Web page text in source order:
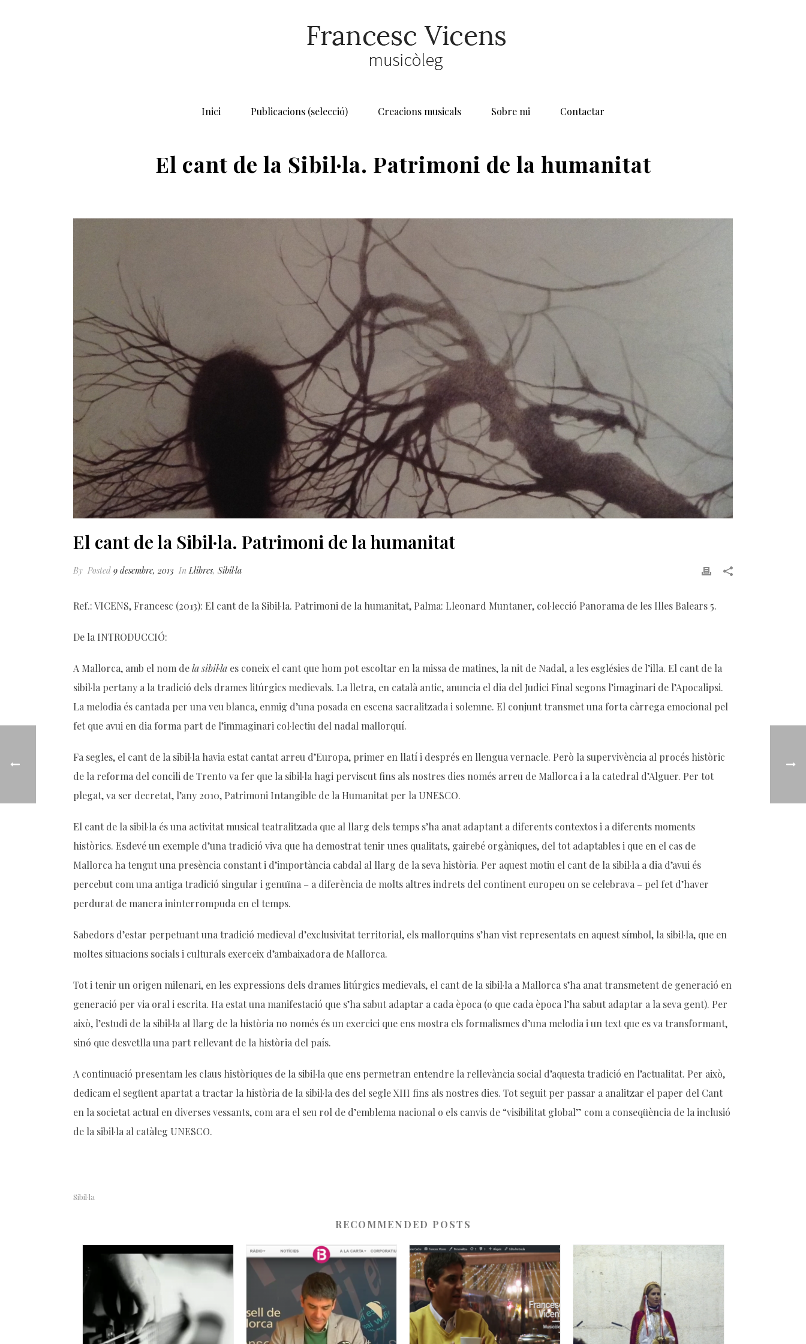
Inici Publicacions (selecció) Creacions musicals Sobre mi Contactar
El cant de la Sibil·la. Patrimoni de la humanitat
El cant de la Sibil·la. Patrimoni de la humanitat
By Posted 9 desembre, 2013 InLlibres, Sibil·la
Ref.: VICENS, Francesc (2013): El cant de la Sibil·la. Patrimoni de la humanitat, Palma: Lleonard Muntaner, col·lecció Panorama de les Illes Balears 5.
De la INTRODUCCIÓ:
A Mallorca, amb el nom dela sibil·la es coneix el cant que hom pot escoltar en la missa de matines, la nit de Nadal, a les esglésies de l’illa. El cant de la
sibil·la pertany a la tradició dels drames litúrgics medievals. La lletra, en català antic, anuncia el dia del Judici Final segons l’imaginari de l’Apocalipsi.
La melodia és cantada per una veu blanca, enmig d’una posada en escena sacralitzada i solemne. El conjunt transmet una forta càrrega emocional pel
fet que avui en dia forma part de l’immaginari col·lectiu del nadal mallorquí.
Fa segles, el cant de la sibil·la havia estat cantat arreu d’Europa, primer en llatí i després en llengua vernacle. Però la supervivència al procés històric
de la reforma del concili de Trento va fer que la sibil·la hagi perviscut fins als nostres dies només arreu de Mallorca i a la catedral d’Alguer. Per tot
plegat, va ser decretat, l’any 2010, Patrimoni Intangible de la Humanitat per la UNESCO.
El cant de la sibil·la és una activitat musical teatralitzada que al llarg dels temps s’ha anat adaptant a diferents contextos i a diferents moments
històrics. Esdevé un exemple d’una tradició viva que ha demostrat tenir unes qualitats, gairebé orgàniques, del tot adaptables i que en el cas de
Mallorca ha tengut una presència constant i d’importància cabdal al llarg de la seva història. Per aquest motiu el cant de la sibil·la a dia d’avui és
percebut com una antiga tradició singular i genuïna – a diferència de molts altres indrets del continent europeu on se celebrava – pel fet d’haver
perdurat de manera ininterrompuda en el temps.
Sabedors d’estar perpetuant una tradició medieval d’exclusivitat territorial, els mallorquins s’han vist representats en aquest símbol, la sibil·la, que en
moltes situacions socials i culturals exerceix d’ambaixadora de Mallorca.
Tot i tenir un origen milenari, en les expressions dels drames litúrgics medievals, el cant de la sibil·la a Mallorca s’ha anat transmetent de generació en
generació per via oral i escrita. Ha estat una manifestació que s’ha sabut adaptar a cada època (o que cada època l’ha sabut adaptar a la seva gent). Per
això, l’estudi de la sibil·la al llarg de la història no només és un exercici que ens mostra els formalismes d’una melodia i un text que es va transformant,
sinó que desvetlla una part rellevant de la història del país.
A continuació presentam les claus històriques de la sibil·la que ens permetran entendre la rellevància social d’aquesta tradició en l’actualitat. Per això,
dedicam el següent apartat a tractar la història de la sibil·la des del segle XIII fins als nostres dies. Tot seguit per passar a analitzar el paper del Cant
en la societat actual en diverses vessants, com ara el seu rol de d’emblema nacional o els canvis de “visibilitat global” com a conseqüència de la inclusió
de la sibil·la al catàleg UNESCO.
Sibil·la
RECOMMENDED POSTS